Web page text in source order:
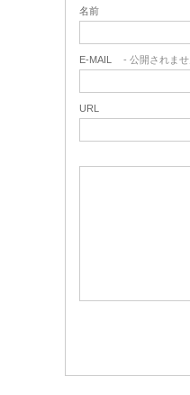
名前
E-MAIL - 公開されま
URL